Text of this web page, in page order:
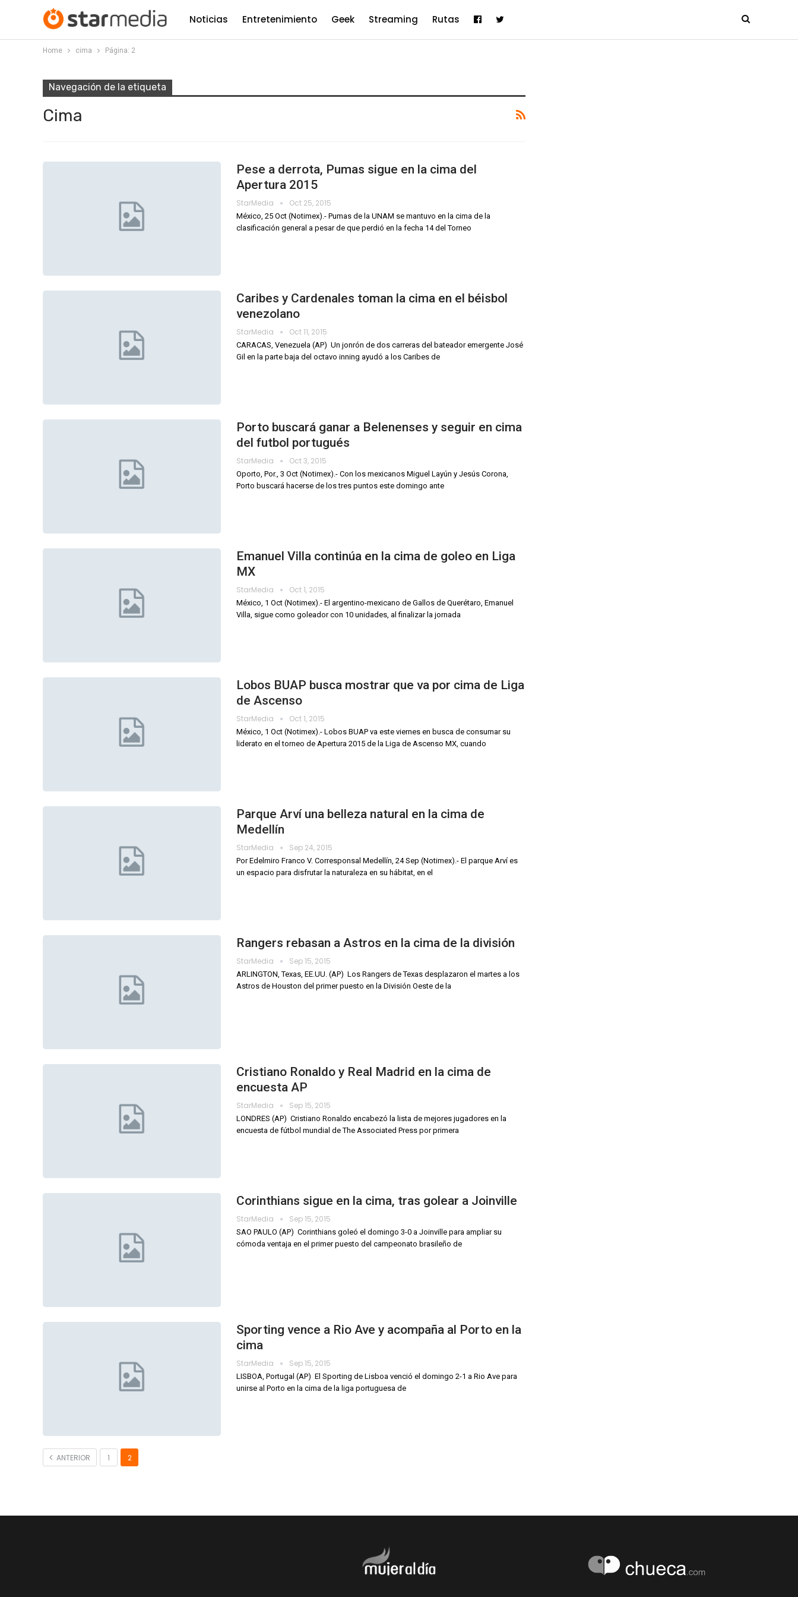
Noticias Entretenimiento Geek Streaming Rutas
Home cima Página: 2
Navegación de la etiqueta
Cima
Pese a derrota, Pumas sigue en la cima del
Apertura 2015
StarMedia Oct 25, 2015
México, 25 Oct (Notimex).- Pumas de la UNAM se mantuvo en la cima de la
clasificación general a pesar de que perdió en la fecha 14 del Torneo
Caribes y Cardenales toman la cima en el béisbol
venezolano
StarMedia Oct 11, 2015
CARACAS, Venezuela (AP)  Un jonrón de dos carreras del bateador emergente José
Gil en la parte baja del octavo inning ayudó a los Caribes de
Porto buscará ganar a Belenenses y seguir en cima
del futbol portugués
StarMedia Oct 3, 2015
Oporto, Por., 3 Oct (Notimex).- Con los mexicanos Miguel Layún y Jesús Corona,
Porto buscará hacerse de los tres puntos este domingo ante
Emanuel Villa continúa en la cima de goleo en Liga
MX
StarMedia Oct 1, 2015
México, 1 Oct (Notimex).- El argentino-mexicano de Gallos de Querétaro, Emanuel
Villa, sigue como goleador con 10 unidades, al finalizar la jornada
Lobos BUAP busca mostrar que va por cima de Liga
de Ascenso
StarMedia Oct 1, 2015
México, 1 Oct (Notimex).- Lobos BUAP va este viernes en busca de consumar su
liderato en el torneo de Apertura 2015 de la Liga de Ascenso MX, cuando
Parque Arví una belleza natural en la cima de
Medellín
StarMedia Sep 24, 2015
Por Edelmiro Franco V. Corresponsal Medellín, 24 Sep (Notimex).- El parque Arví es
un espacio para disfrutar la naturaleza en su hábitat, en el
Rangers rebasan a Astros en la cima de la división
StarMedia Sep 15, 2015
ARLINGTON, Texas, EE.UU. (AP)  Los Rangers de Texas desplazaron el martes a los
Astros de Houston del primer puesto en la División Oeste de la
Cristiano Ronaldo y Real Madrid en la cima de
encuesta AP
StarMedia Sep 15, 2015
LONDRES (AP)  Cristiano Ronaldo encabezó la lista de mejores jugadores en la
encuesta de fútbol mundial de The Associated Press por primera
Corinthians sigue en la cima, tras golear a Joinville
StarMedia Sep 15, 2015
SAO PAULO (AP)  Corinthians goleó el domingo 3-0 a Joinville para ampliar su
cómoda ventaja en el primer puesto del campeonato brasileño de
Sporting vence a Rio Ave y acompaña al Porto en la
cima
StarMedia Sep 15, 2015
LISBOA, Portugal (AP)  El Sporting de Lisboa venció el domingo 2-1 a Rio Ave para
unirse al Porto en la cima de la liga portuguesa de
ANTERIOR 1 2